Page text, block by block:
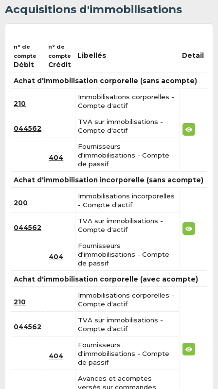
Acquisitions d'immobilisations
n° de
compte
Débit
n° de
compte
Crédit
Libellés Detail
Achat d'immobilisation corporelle (sans acompte)
210
Immobilisations corporelles -
Compte d'actif
044562
TVA sur immobilisations -
Compte d'actif
404
Fournisseurs
d'immobilisations - Compte
de passif
Achat d'immobilisation incorporelle (sans acompte)
200
Immobilisations incorporelles
- Compte d'actif
044562
TVA sur immobilisations -
Compte d'actif
404
Fournisseurs
d'immobilisations - Compte
de passif
Achat d'immobilisation corporelle (avec acompte)
210
Immobilisations corporelles -
Compte d'actif
044562
TVA sur immobilisations -
Compte d'actif
404
Fournisseurs
d'immobilisations - Compte
de passif
Avances et acomptes
versés sur commandes